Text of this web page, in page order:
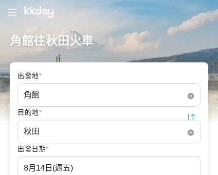
角館往秋田火車
出發地*
目的地*
出發日期*